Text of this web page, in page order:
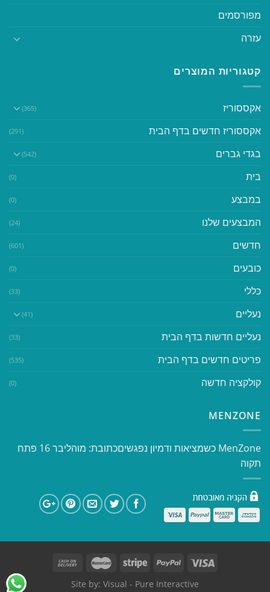
מפורסמים
עזרה
קטגוריות המוצרים
אקססוריז (365)
אקססוריז חדשים בדף הבית (291)
בגדי גברים (542)
בית (0)
במבצע (0)
המבצעים שלנו (24)
חדשים (601)
כובעים (0)
כללי (33)
נעליים (41)
נעליים חדשות בדף הבית (33)
פריטים חדשים בדף הבית (535)
קולקציה חדשה (0)
MENZONE
​​MenZone כשמציאות ודמיון נפגשים​ כתובת: מוהליבר 16 פתח
תקוה
Site by: Visual - Pure Interactive